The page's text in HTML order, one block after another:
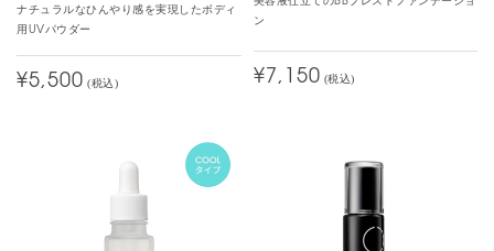
ナチュラルなひんやり感を実現したボディ
用UVパウダー
¥5,500 (税込)
ン
¥7,150 (税込)